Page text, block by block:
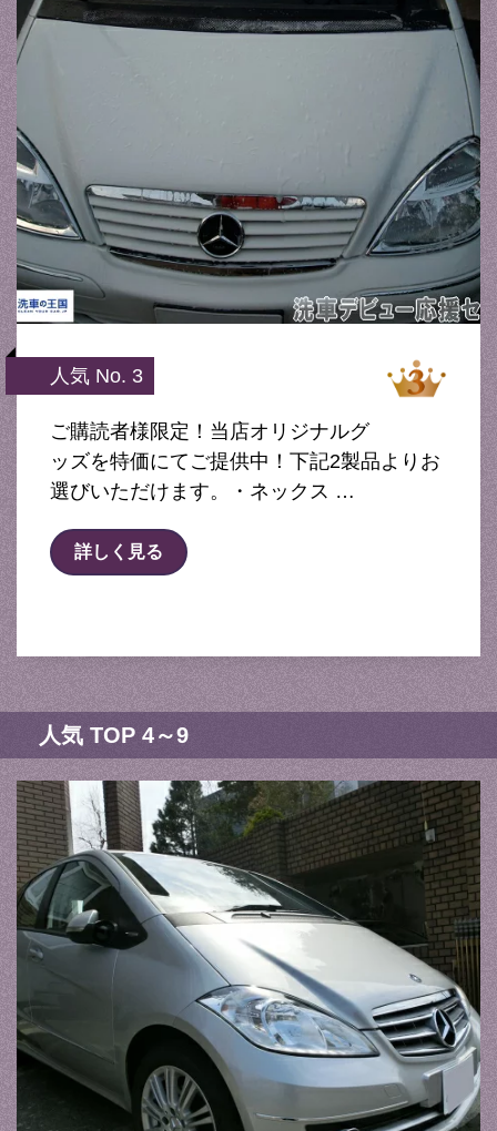
人気 No. 3
ご購読者様限定！当店オリジナルグ
ッズを特価にてご提供中！下記2製品よりお
選びいただけます。・ネックス …
詳しく見る
人気 TOP 4～9